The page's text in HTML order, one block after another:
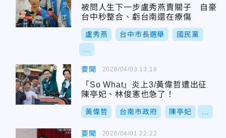
被問人生下一步盧秀燕賣關子 自豪
台中秒整合、虧台南還在療傷
盧秀燕 台中市長選舉 國民黨
要聞
「So What」炎上3/黃偉哲遭出征
陳亭妃、林俊憲也急了！
黃偉哲 台南市政府 陳亭妃
2026/04/03 13:16
要聞 2026/04/01 22:22